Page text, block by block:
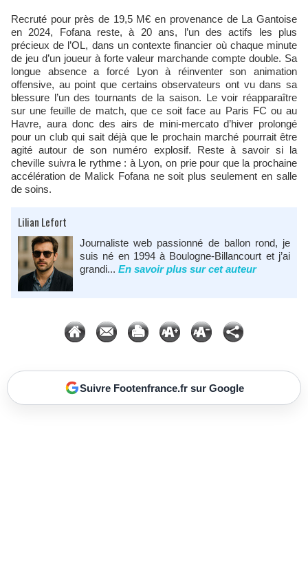
Recruté pour près de 19,5 M€ en provenance de La Gantoise
en 2024, Fofana reste, à 20 ans, l’un des actifs les plus
précieux de l’OL, dans un contexte financier où chaque minute
de jeu d’un joueur à forte valeur marchande compte double. Sa
longue absence a forcé Lyon à réinventer son animation
offensive, au point que certains observateurs ont vu dans sa
blessure l’un des tournants de la saison. Le voir réapparaître
sur une feuille de match, que ce soit face au Paris FC ou au
Havre, aura donc des airs de mini-mercato d’hiver prolongé
pour un club qui sait déjà que le prochain marché pourrait être
agité autour de son numéro explosif. Reste à savoir si la
cheville suivra le rythme : à Lyon, on prie pour que la prochaine
accélération de Malick Fofana ne soit plus seulement en salle
de soins.
Lilian Lefort
Journaliste web passionné de ballon rond, je
suis né en 1994 à Boulogne-Billancourt et j’ai
grandi... En savoir plus sur cet auteur
Suivre Footenfrance.fr sur Google